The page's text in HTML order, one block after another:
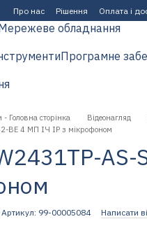
Про нас Рішення Оплата і
обладнання
Програмне
Головна сторінка Відеонагляд
BE 4 МП ІЧ IP з мікрофоном
Артикул: 99-00005084 Написати